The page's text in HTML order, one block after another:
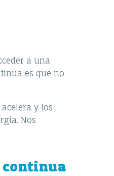
a una
es que no
y los
Nos
continua